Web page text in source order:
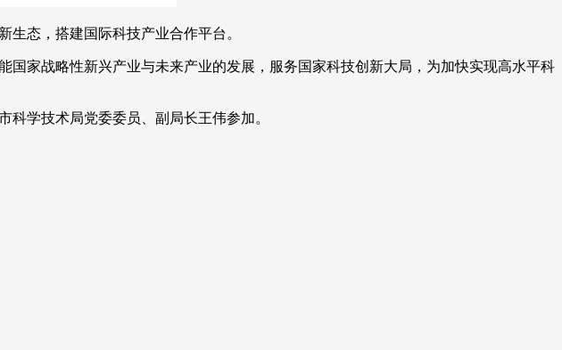
态，搭建国际科技产业合作平台。
家战略性新兴产业与未来产业的发展，服务国家科技创新大局，为加快实现高水平科
学技术局党委委员、副局长王伟参加。